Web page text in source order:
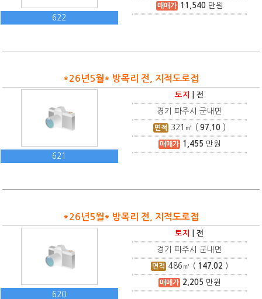
622
매매가 11,540만원
*26년5월* 방목리 전, 지적도로접
621
토지 |전
경기 파주시 군내면
면적 321 ㎡ (97.10 )
매매가 1,455 만원
*26년5월* 방목리 전, 지적도로접
620
토지 |전
경기 파주시 군내면
면적 486 ㎡ ( 147.02 )
매매가 2,205 만원